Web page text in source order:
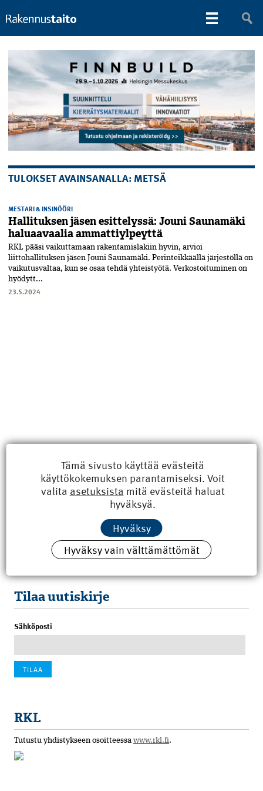
TULOKSET AVAINSANALLA: METSÄ
MESTARI & INSINÖÖRI
Hallituksen jäsen esittelyssä: Jouni Saunamäki
haluaavaalia ammattiylpeyttä
RKL pääsi vaikuttamaan rakentamislakiin hyvin, arvioi
liittohallituksen jäsen Jouni Saunamäki. Perinteikkäällä järjestöllä on
vaikutusvaltaa, kun se osaa tehdä yhteistyötä. Verkostoituminen on
hyödytt...
23.5.2024
Uusimmat
Kyberisku kiinteistötietoihin haittaisi energiarakentamista
8.6.2026 15:21
100 vuotta sitten: Rajajoen uusi rautatiesilta
Tilaa uutiskirje
Sähköposti
RKL
Tutustu yhdistykseen osoitteessa www.rkl.fi.
Tämä sivusto käyttää evästeitä
käyttökokemuksen parantamiseksi. Voit
valita asetuksista mitä evästeitä haluat
hyväksyä.
Hyväksy
Hyväksy vain välttämättömät